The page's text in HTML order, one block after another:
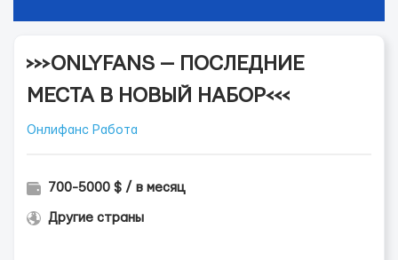
>>>ONLYFANS — ПОСЛЕДНИЕ
МЕСТА В НОВЫЙ НАБОР<<<
Онлифанс Работа
700-5000 $ / в месяц
Другие страны